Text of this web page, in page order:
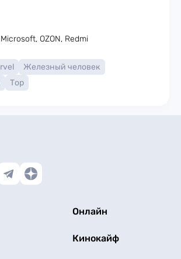
OZON, Redmi
Железный человек
Тор
Онлайн
Кинокайф